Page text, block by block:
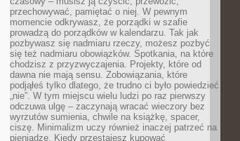
przechowywać, pamiętać o niej. W pewnym
momencie odkrywasz, że porządki w szafie
prowadzą do porządków w kalendarzu. Tak jak
pozbywasz się nadmiaru rzeczy, możesz pozbyć
się też nadmiaru obowiązków. Spotkania, na które
chodzisz z przyzwyczajenia. Projekty, które od
dawna nie mają sensu. Zobowiązania, które
podjąłeś tylko dlatego, że trudno ci było powiedzieć
„nie”. W tym miejscu wielu ludzi po raz pierwszy
odczuwa ulgę – zaczynają wracać wieczory bez
wyrzutów sumienia, chwile na książkę, spacer,
ciszę. Minimalizm uczy również inaczej patrzeć na
pieniądze. Kiedy przestajesz kupować